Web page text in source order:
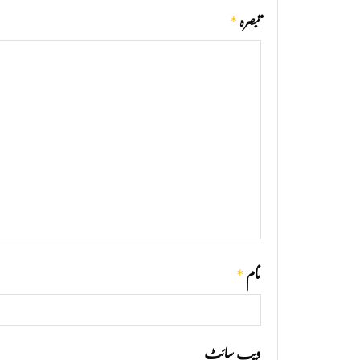
تبصرہ *
نام *
ویب‌ سائٹ